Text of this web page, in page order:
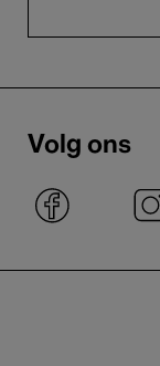
Volg ons